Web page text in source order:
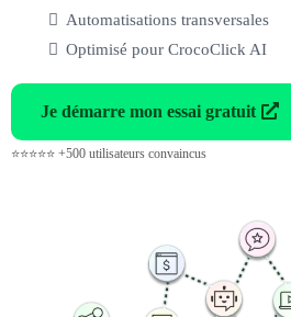
Automatisations transversales
Optimisé pour CrocoClick AI
Je démarre mon essai gratuit
⭐⭐⭐⭐⭐ +500 utilisateurs convaincus